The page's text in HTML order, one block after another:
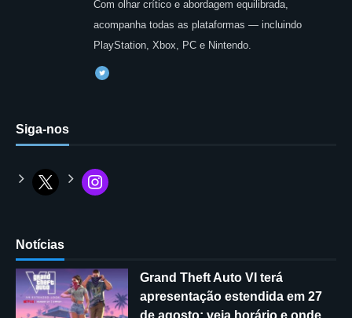
Com olhar crítico e abordagem equilibrada,
acompanha todas as plataformas — incluindo
PlayStation, Xbox, PC e Nintendo.
Siga-nos
Notícias
Grand Theft Auto VI terá
apresentação estendida em 27